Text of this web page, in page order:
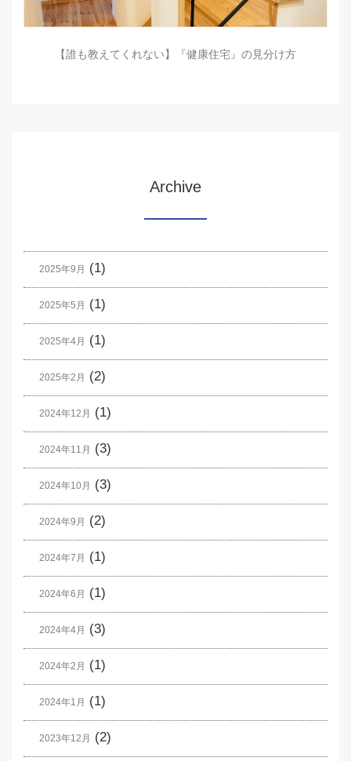
【誰も教えてくれない】『健康住宅』の見分け方
Archive
2025年9月 (1)
2025年5月 (1)
2025年4月 (1)
2025年2月 (2)
2024年12月 (1)
2024年11月 (3)
2024年10月 (3)
2024年9月 (2)
2024年7月 (1)
2024年6月 (1)
2024年4月 (3)
2024年2月 (1)
2024年1月 (1)
2023年12月 (2)